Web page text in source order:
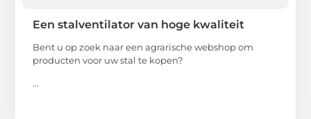
Een stalventilator van hoge kwaliteit
Bent u op zoek naar een agrarische webshop om
producten voor uw stal te kopen?
...